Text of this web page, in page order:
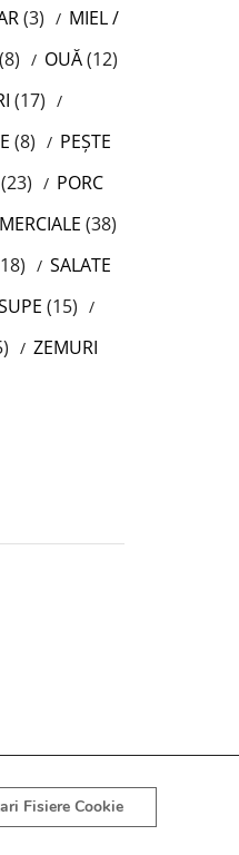
(3)
MIEL /
(8) OUĂ(12)
(17)
(8)
PEȘTE
(23)
PORC
(38)
SALATE
(15)
ZEMURI
Fisiere Cookie